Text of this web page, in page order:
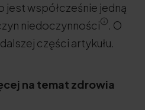
jest współcześnie jedną
niedoczynności
. O
części artykułu.
na temat zdrowia